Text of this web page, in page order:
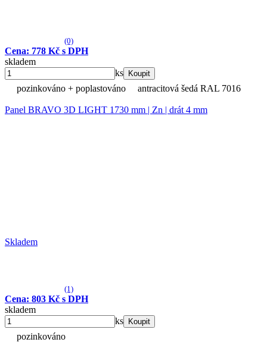
(0)
Cena: 778 Kč s DPH
skladem
ks
Koupit
pozinkováno + poplastováno antracitová šedá RAL 7016
Panel BRAVO 3D LIGHT 1730 mm | Zn | drát 4 mm
Skladem
(1)
Cena: 803 Kč s DPH
skladem
ks
Koupit
pozinkováno